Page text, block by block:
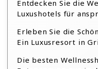
Entdecken Sie die
Luxushotels für
Erleben Sie die
Ein Luxusresort in
Die besten